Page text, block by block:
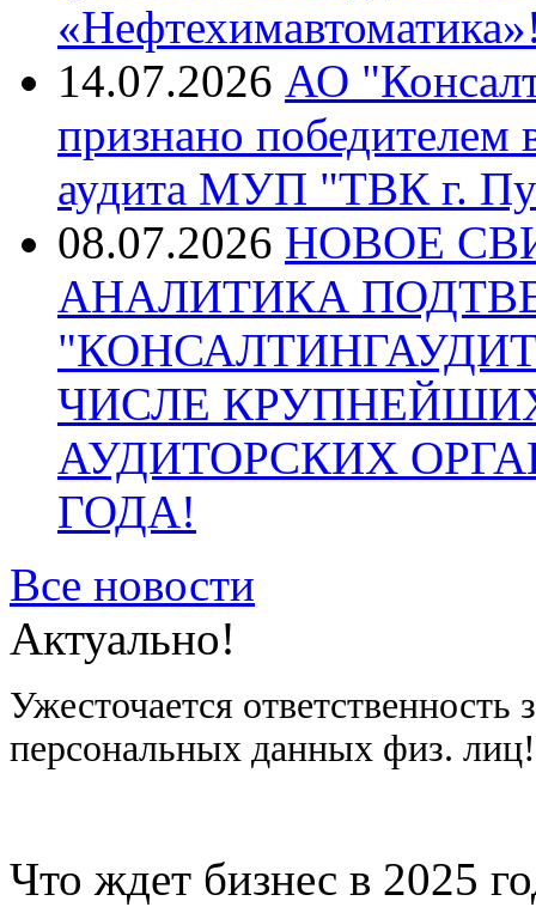
14.07.2026 АО
признано победителем
аудита МУП "ТВК г.
08.07.2026 НОВОЕ
АНАЛИТИКА
ЧИСЛЕ
АУДИТОРСКИХ
ГОДА!
Все новости
Актуально!
Ужесточается
персональных данных физ.
Что ждет бизнес в 2025